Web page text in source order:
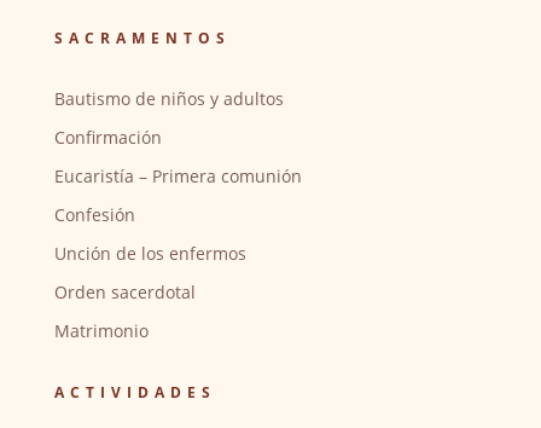
SACRAMENTOS
Bautismo de niños y adultos
Confirmación
Eucaristía – Primera comunión
Confesión
Unción de los enfermos
Orden sacerdotal
Matrimonio
ACTIVIDADES